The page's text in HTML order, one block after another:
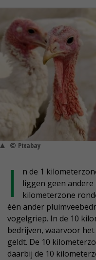
© Pixabay
I
n de 1
liggen geen
kilometerzone
één ander
vogelgriep. In de 10
bedrijven, waarvoor
geldt. De 10
daarbij de 10